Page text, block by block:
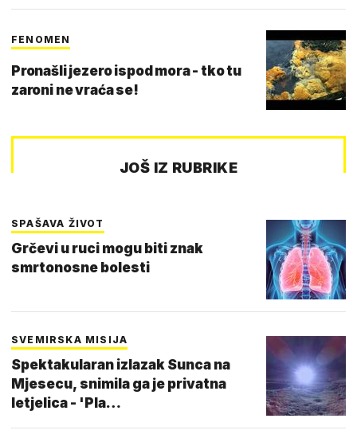
FENOMEN
Pronašli jezero ispod mora - tko tu
zaroni ne vraća se!
JOŠ IZ RUBRIKE
SPAŠAVA ŽIVOT
Grčevi u ruci mogu biti znak
smrtonosne bolesti
SVEMIRSKA MISIJA
Spektakularan izlazak Sunca na
Mjesecu, snimila ga je privatna
letjelica - 'Pla…